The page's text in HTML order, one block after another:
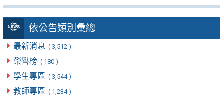
依公告類別彙總
最新消息 ( 3,512 )
榮譽榜 ( 180 )
學生專區 ( 3,544 )
教師專區 ( 1,234 )